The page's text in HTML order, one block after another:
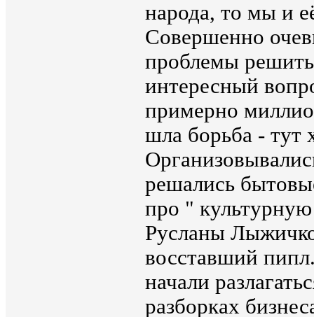
народа, то мы и
Совершенно
проблемы
интересный
примерно
шла борьба - тут
решались
про "
Русланы
восставший
начали
разборках